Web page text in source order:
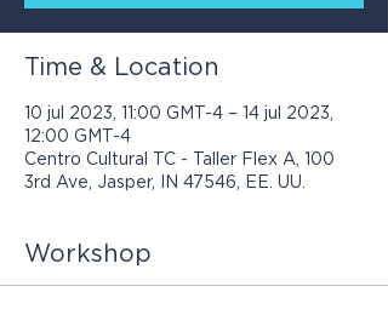
Time & Location
10 jul 2023, 11:00 GMT-4 – 14 jul 2023,
12:00 GMT-4
Centro Cultural TC - Taller Flex A, 100
3rd Ave, Jasper, IN 47546, EE. UU.
Workshop